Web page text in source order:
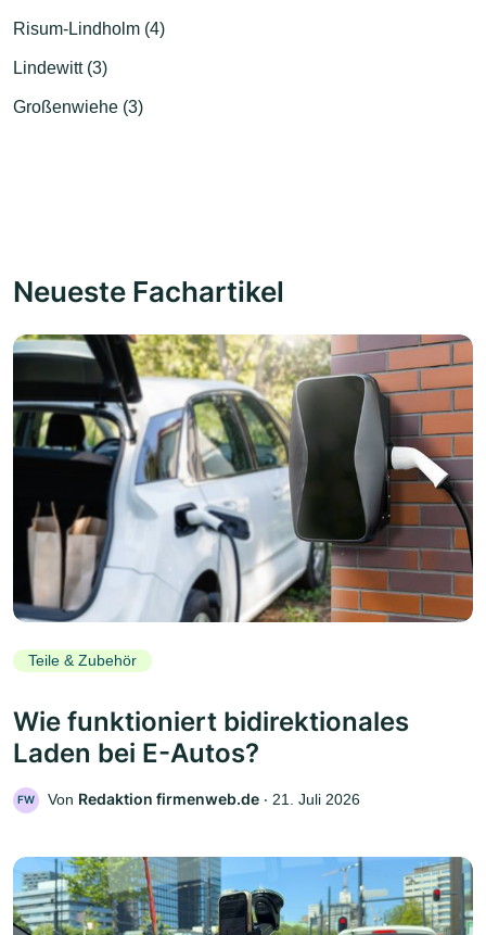
Risum-Lindholm (4)
Lindewitt (3)
Großenwiehe (3)
Neueste Fachartikel
Teile & Zubehör
Wie funktioniert bidirektionales
Laden bei E-Autos?
FW Von Redaktion firmenweb.de ‧ 21. Juli 2026